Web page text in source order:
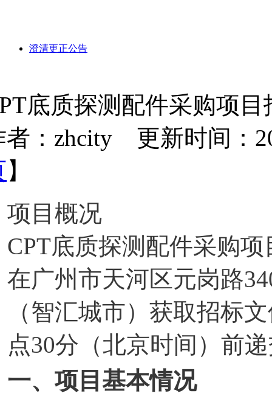
澄清更正公告
底质探测配件采购项目
者：zhcity 更新时间：
】
项目概况
CPT底质探测配件采购
在广州市天河区元岗路
（智汇城市）获取招标
点30分（北京时间）前
一、项目基本情况